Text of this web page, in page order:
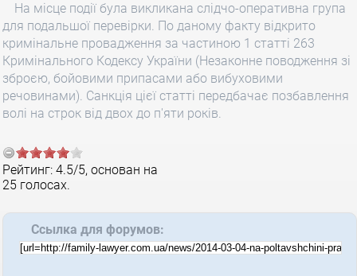
На місце події була викликана слідчо-оперативна група
для подальшої перевірки. По даному факту відкрито
кримінальне провадження за частиною 1 статті 263
Кримінального Кодексу України (Незаконне поводження зі
зброєю, бойовими припасами або вибуховими
речовинами). Санкція цієї статті передбачає позбавлення
волі на строк від двох до п'яти років.
Рейтинг: 4.5/5, основан на
25 голосах.
Ссылка для форумов: